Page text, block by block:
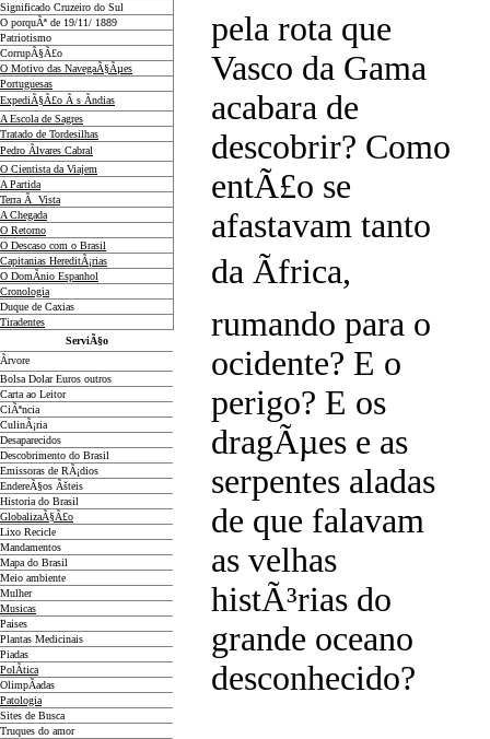
Significado Cruzeiro do Sul
O porquÃª de 19/11/ 1889
Patriotismo
CorrupÃ§Ã£o
O Motivo das NavegaÃ§Ãµes
Portuguesas
ExpediÃ§Ã£o Ã s Ãndias
A Escola de Sagres
Tratado de Tordesilhas
Pedro Ãlvares Cabral
O Cientista da Viajem
A Partida
Terra Ã Vista
A Chegada
O Retorno
O Descaso com o Brasil
Capitanias HereditÃ¡rias
O DomÃ­nio Espanhol
Cronologia
Duque de Caxias
Tiradentes
ServiÃ§o
Ãrvore
Bolsa Dolar Euros outros
Carta ao Leitor
CiÃªncia
CulinÃ¡ria
Desaparecidos
Descobrimento do Brasil
Emissoras de RÃ¡dios
EndereÃ§os Ãšteis
Historia do Brasil
GlobalizaÃ§Ã£o
Lixo Recicle
Mandamentos
Mapa do Brasil
Meio ambiente
Mulher
Musicas
Paises
Plantas Medicinais
Piadas
PolÃ­tica
OlimpÃ­adas
Patologia
Sites de Busca
Truques do amor
pela rota que
Vasco da Gama
acabara de
descobrir? Como
entÃ£o se
afastavam tanto
da Ãfrica,
rumando para o
ocidente? E o
perigo? E os
dragÃµes e as
serpentes aladas
de que falavam
as velhas
histÃ³rias do
grande oceano
desconhecido?